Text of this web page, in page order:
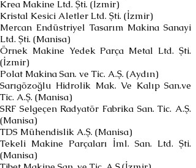
Krea Makine Ltd. Şti. (İzmir)
Kristal Kesici Aletler Ltd. Şti. (İzmir)
Mercan Endüstriyel Tasarım Makina Sanayi
Ltd. Şti. (Manisa)
Örnek Makine Yedek Parça Metal Ltd. Şti.
(İzmir)
Polat Makina San. ve Tic. A.Ş. (Aydın)
Sarıgözoğlu Hidrolik Mak. Ve Kalıp San.ve
Tic. A.Ş. (Manisa)
SRF Selgeçen Radyatör Fabrika San. Tic. A.Ş.
(Manisa)
TDS Mühendislik A.Ş. (Manisa)
Tekeli Makine Parçaları İml. San. Ltd. Şti.
(Manisa)